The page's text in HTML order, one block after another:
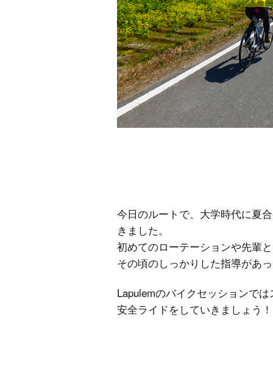
今日のルートで、大学時代に夏
きました。
初めてのローテーションや先輩
その頃のしっかりした指導があ
Lapulemのバイクセッションで
安全ライドをしていきましょう！